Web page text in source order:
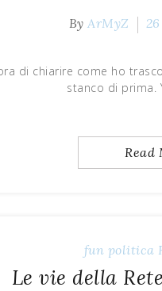
ByArMyZ
di chiarire come ho
stanco di prima.
Read
fun politica
Le vie della